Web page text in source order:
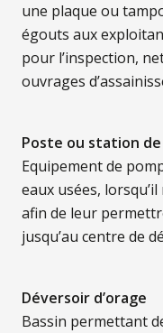
une plaque ou
égouts aux
pour l’inspection,
ouvrages
Poste ou station
Equipement de
eaux usées,
afin de leur
jusqu’au centre de
Déversoir d’orage
Bassin permettant